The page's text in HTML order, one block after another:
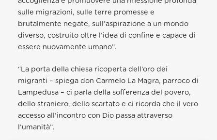
sulle migrazioni, sulle terre promesse e
brutalmente negate, sull’aspirazione a un mondo
diverso, costruito oltre l’idea di confine e capace di
essere nuovamente umano”.
“La porta della chiesa ricoperta dell’oro dei
migranti – spiega don Carmelo La Magra, parroco di
Lampedusa – ci parla della sofferenza del povero,
dello straniero, dello scartato e ci ricorda che il vero
accesso all’incontro con Dio passa attraverso
l’umanità”.